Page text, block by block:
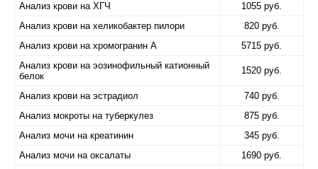
Анализ крови на ХГЧ
1055 руб.
Анализ крови на хеликобактер пилори
820 руб.
Анализ крови на хромогранин А
5715 руб.
Анализ крови на эозинофильный катионный
белок
1520 руб.
Анализ крови на эстрадиол
740 руб.
Анализ мокроты на туберкулез
875 руб.
Анализ мочи на креатинин
345 руб.
Анализ мочи на оксалаты
1690 руб.